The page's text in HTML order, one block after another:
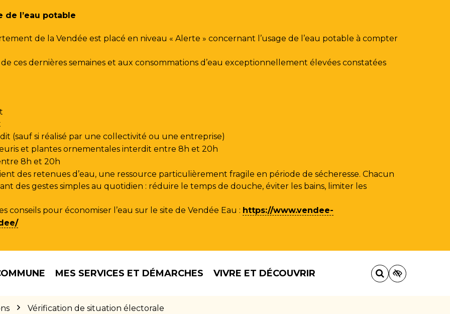
de l’eau potable
de la Vendée est placé en niveau « Alerte » concernant l’usage de l’eau potable à compter
ces dernières semaines et aux consommations d’eau exceptionnellement élevées constatées
(sauf si réalisé par une collectivité ou une entreprise)
et plantes ornementales interdit entre 8h et 20h
8h et 20h
des retenues d’eau, une ressource particulièrement fragile en période de sécheresse. Chacun
des gestes simples au quotidien : réduire le temps de douche, éviter les bains, limiter les
conseils pour économiser l’eau sur le site de Vendée Eau : https://www.vendee-
MES SERVICES ET DÉMARCHES VIVRE ET DÉCOUVRIR
Vérification de situation électorale